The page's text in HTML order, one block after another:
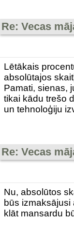
Re: Vecas
Lētākais
absolūtajos
Pamati, sienas,
tikai kādu trešo
un tehnoloģiju
Re: Vecas
Nu, absolūtos
būs
klāt mansardu